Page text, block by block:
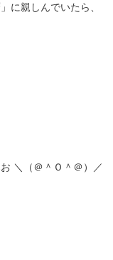
に親しんでいたら、
＼（＠＾Ｏ＾＠）／